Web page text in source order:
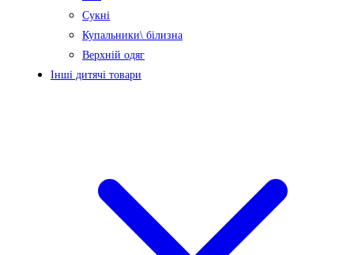
Сукні
Купальники\ білизна
Верхній одяг
Інші дитячі товари